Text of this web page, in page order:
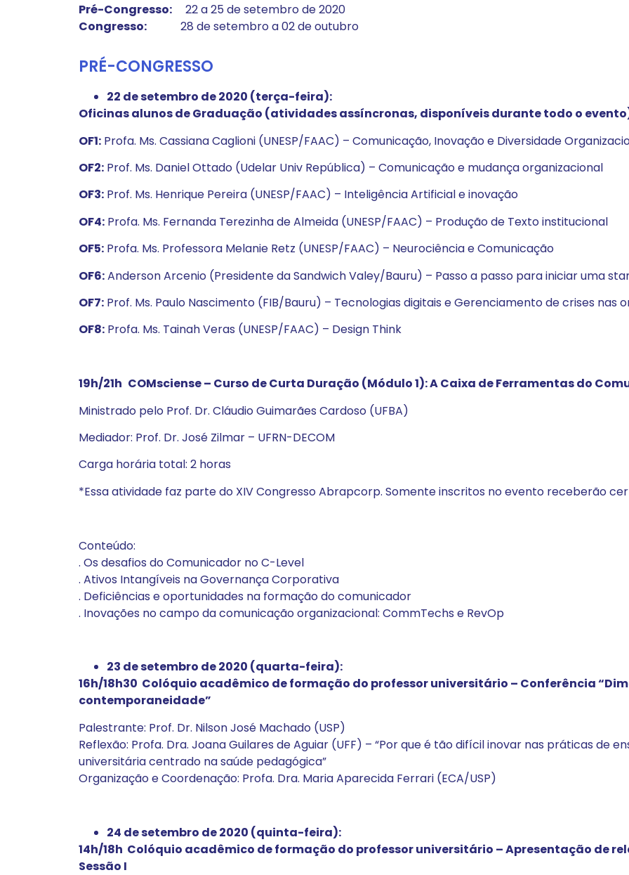
Pré-Congresso:
22 a 25 de setembro de 2020
Congresso: 28 de setembro a 02 de outubro
PRÉ-CONGRESSO
22 de setembro de 2020 (terça-feira):
Oficinas alunos de Graduação (atividades assíncronas, disponíveis durante todo o
OF1: Profa. Ms. Cassiana Caglioni (UNESP/FAAC) – Comunicação, Inovação e Diversidade
OF2: Prof. Ms. Daniel Ottado (Udelar Univ República) – Comunicação e mudança organizacional
OF3: Prof. Ms. Henrique Pereira (UNESP/FAAC) – Inteligência Artificial e inovação
OF4: Profa. Ms. Fernanda Terezinha de Almeida (UNESP/FAAC) – Produção de Texto institucional
OF5: Profa. Ms. Professora Melanie Retz (UNESP/FAAC) – Neurociência e Comunicação
OF6:Anderson Arcenio (Presidente da Sandwich Valey/Bauru) – Passo a passo para iniciar uma
OF7: Prof. Ms. Paulo Nascimento (FIB/Bauru) – Tecnologias digitais e Gerenciamento de crises nas
OF8: Profa. Ms. Tainah Veras (UNESP/FAAC) – Design Think
19h/21h COMsciense – Curso de Curta Duração (Módulo 1): A Caixa de Ferramentas do
Ministrado pelo Prof. Dr. Cláudio Guimarães Cardoso (UFBA)
Mediador: Prof. Dr. José Zilmar – UFRN-DECOM
Carga horária total: 2 horas
*Essa atividade faz parte do XIV Congresso Abrapcorp. Somente inscritos no evento receberão
Conteúdo:
. Os desafios do Comunicador no C-Level
. Ativos Intangíveis na Governança Corporativa
. Deficiências e oportunidades na formação do comunicador
. Inovações no campo da comunicação organizacional: CommTechs e RevOp
23 de setembro de 2020 (quarta-feira):
16h/18h30 Colóquio acadêmico de formação do professor universitário – Conferência
contemporaneidade”
Palestrante: Prof. Dr. Nilson José Machado (USP)
Reflexão: Profa. Dra. Joana Guilares de Aguiar (UFF) – “Por que é tão difícil inovar nas práticas de
universitária centrado na saúde pedagógica”
Organização e Coordenação: Profa. Dra. Maria Aparecida Ferrari (ECA/USP)
24 de setembro de 2020 (quinta-feira):
14h/18h Colóquio acadêmico de formação do professor universitário – Apresentação de
Sessão I